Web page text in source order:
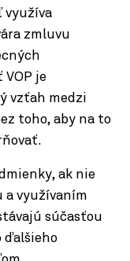
využíva
zmluvu
VOP je
vzťah medzi
toho, aby na to
ak nie
a využívaním
súčasťou
ďalšieho